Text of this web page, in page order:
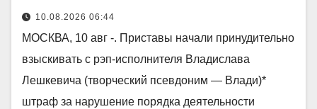
10.08.2026 06:44
МОСКВА, 10 авг -. Приставы начали принудительно
взыскивать с рэп-исполнителя Владислава
Лешкевича (творческий псевдоним — Влади)*
штраф за нарушение порядка деятельности